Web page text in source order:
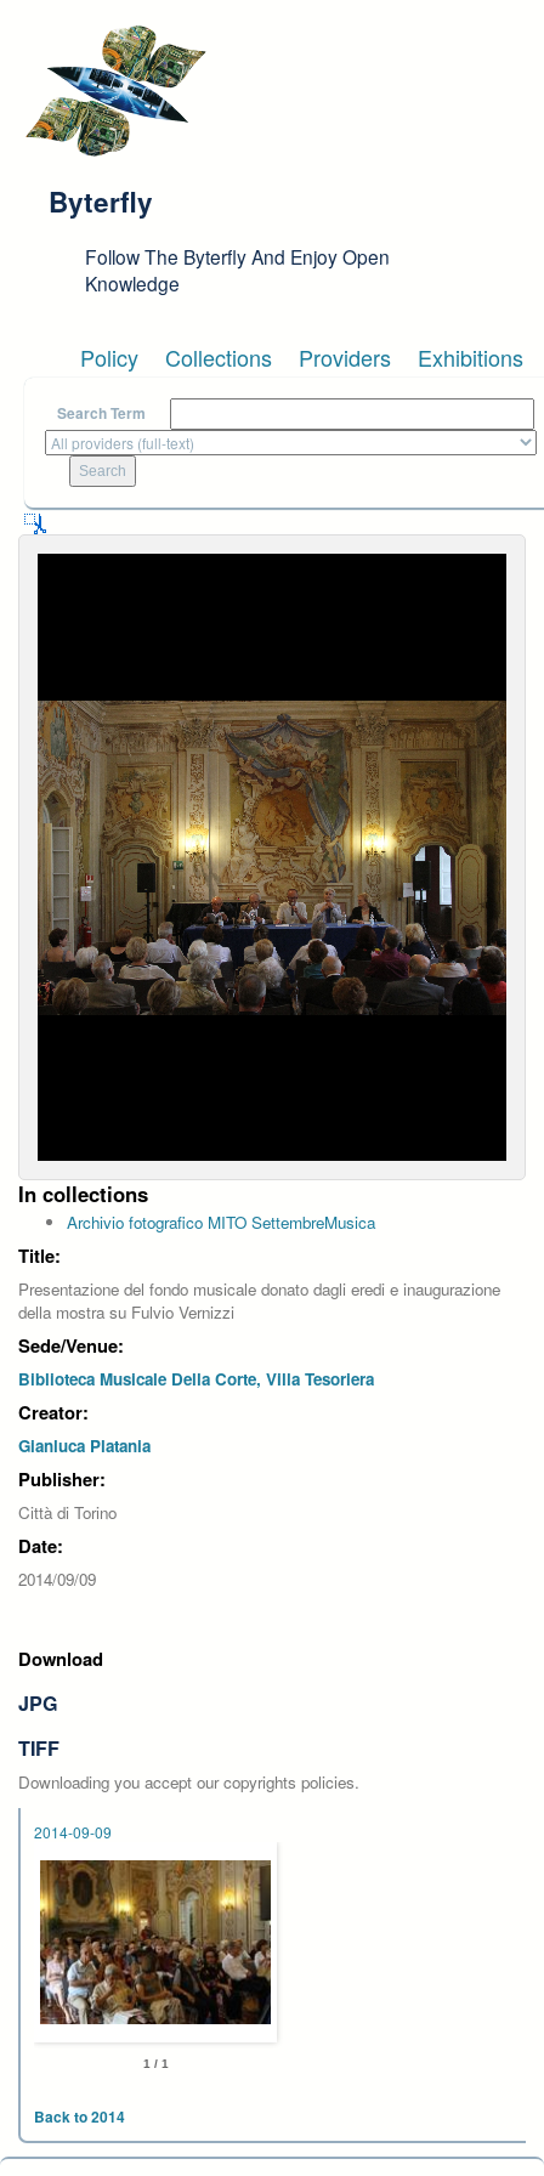
Byterfly
Follow The Byterfly And Enjoy Open
Knowledge
Policy Collections Providers Exhibitions
Search Term
In collections
Archivio fotografico MITO SettembreMusica
Title:
Presentazione del fondo musicale donato dagli eredi e inaugurazione
della mostra su Fulvio Vernizzi
Sede/Venue:
Biblioteca Musicale Della Corte, Villa Tesoriera
Creator:
Gianluca Platania
Publisher:
Città di Torino
Date:
2014/09/09
Download
JPG
TIFF
Downloading you accept our copyrights policies.
2014-09-09
1 / 1
Back to 2014